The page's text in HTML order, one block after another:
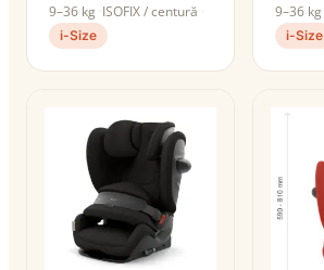
9–36 kg ISOFIX / centură
i-Size
9–36 kg
i-Size